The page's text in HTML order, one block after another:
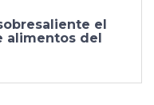
el
alimentos del